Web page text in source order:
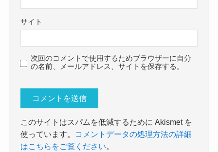
サイト
次回のコメントで使用するためブラウザーに自分
の名前、メールアドレス、サイトを保存する。
このサイトはスパムを低減するために Akismet を
使っています。
コメントデータの処理方法の詳細
はこちらをご覧ください。